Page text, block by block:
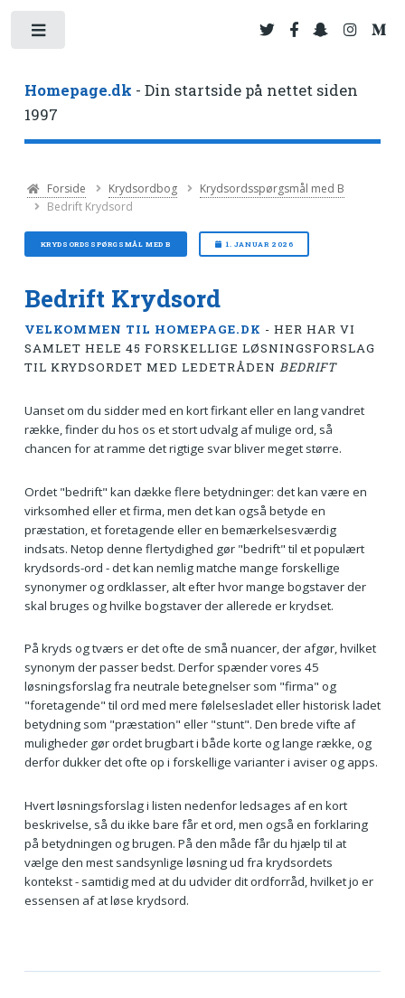
Homepage.dk - Din startside på nettet siden
1997
Forside Krydsordbog
Krydsordsspørgsmål med B
Bedrift Krydsord
KRYDSORDSSPØRGSMÅL MED B 1. JANUAR 2026
Bedrift Krydsord
VELKOMMEN TIL HOMEPAGE.DK - HER HAR VI
SAMLET HELE 45 FORSKELLIGE LØSNINGSFORSLAG
TIL KRYDSORDET MED LEDETRÅDEN BEDRIFT
Uanset om du sidder med en kort firkant eller en lang vandret
række, finder du hos os et stort udvalg af mulige ord, så
chancen for at ramme det rigtige svar bliver meget større.
Ordet "bedrift" kan dække flere betydninger: det kan være en
virksomhed eller et firma, men det kan også betyde en
præstation, et foretagende eller en bemærkelsesværdig
indsats. Netop denne flertydighed gør "bedrift" til et populært
krydsords-ord - det kan nemlig matche mange forskellige
synonymer og ordklasser, alt efter hvor mange bogstaver der
skal bruges og hvilke bogstaver der allerede er krydset.
På kryds og tværs er det ofte de små nuancer, der afgør, hvilket
synonym der passer bedst. Derfor spænder vores 45
løsningsforslag fra neutrale betegnelser som "firma" og
"foretagende" til ord med mere følelsesladet eller historisk ladet
betydning som "præstation" eller "stunt". Den brede vifte af
muligheder gør ordet brugbart i både korte og lange række, og
derfor dukker det ofte op i forskellige varianter i aviser og apps.
Hvert løsningsforslag i listen nedenfor ledsages af en kort
beskrivelse, så du ikke bare får et ord, men også en forklaring
på betydningen og brugen. På den måde får du hjælp til at
vælge den mest sandsynlige løsning ud fra krydsordets
kontekst - samtidig med at du udvider dit ordforråd, hvilket jo er
essensen af at løse krydsord.